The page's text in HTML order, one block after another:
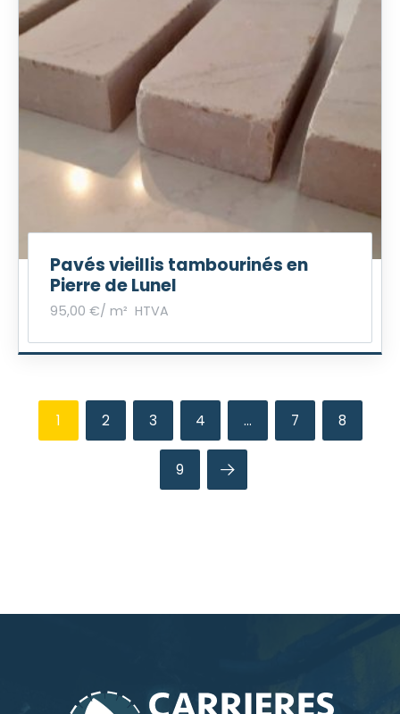
Pavés vieillis tambourinés en
Pierre de Lunel
95,00 € HTVA
/ m²
1 2 3 4 … 7 8
9